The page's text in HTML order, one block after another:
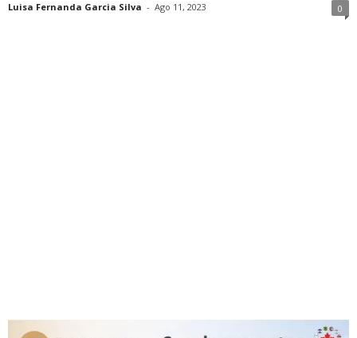
Luisa Fernanda Garcia Silva - Ago 11, 2023 0